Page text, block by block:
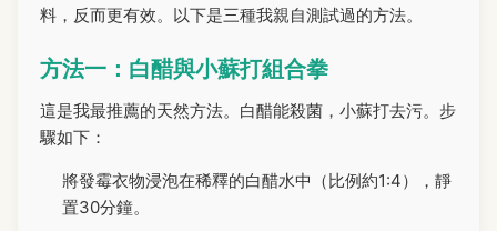
料，反而更有效。以下是三種我親自測試過的方法。
方法一：白醋與小蘇打組合拳
這是我最推薦的天然方法。白醋能殺菌，小蘇打去污。步
驟如下：
將發霉衣物浸泡在稀釋的白醋水中（比例約1:4），靜
置30分鐘。